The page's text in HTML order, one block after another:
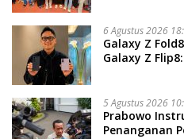
6 Agustus 2026
Galaxy Z
Galaxy Z
5 Agustus 2026
Prabowo
Penanganan